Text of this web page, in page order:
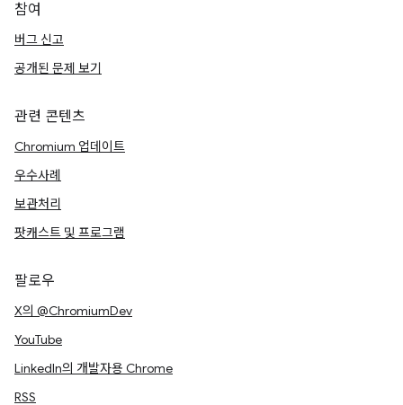
참여
버그 신고
공개된 문제 보기
관련 콘텐츠
Chromium 업데이트
우수사례
보관처리
팟캐스트 및 프로그램
팔로우
X의 @ChromiumDev
YouTube
LinkedIn의 개발자용 Chrome
RSS